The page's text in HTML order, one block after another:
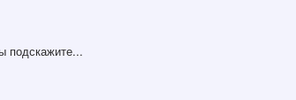
подскажите...